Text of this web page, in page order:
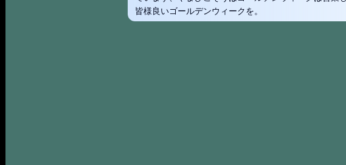
皆様良いゴールデンウィークを。